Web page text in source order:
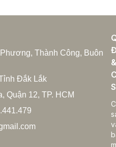
gia đình hiện đại năm 2025
gia đình hợp phong thủy
Thành Công, Buôn
Đắk Lắk
Quận 12, TP. HCM
&